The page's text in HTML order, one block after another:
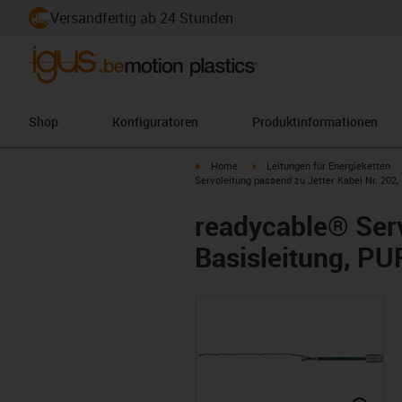
Versandfertig ab 24 Stunden
Shop Konfiguratoren Produktinformationen
igus-icon-arrow-right
Home igus-icon-arrow-right
Leitungen für Energieketten
Servoleitung passend zu Jetter Kabel Nr. 202,
readycable®
Basisleitung,